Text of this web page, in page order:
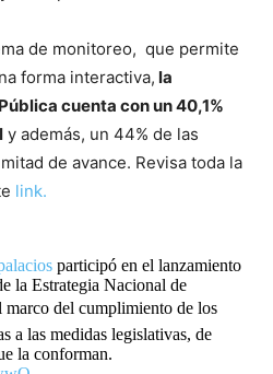
de monitoreo, que permite
forma interactiva, la
cuenta con un 40,1%
y además, un 44% de las
de avance. Revisa toda la
link.
participó en el lanzamiento
la Estrategia Nacional de
del cumplimiento de los
a las medidas legislativas, de
la conforman.